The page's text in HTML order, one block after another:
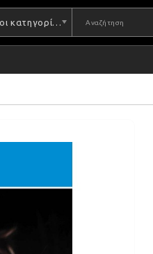
Όλες οι κατηγορίες